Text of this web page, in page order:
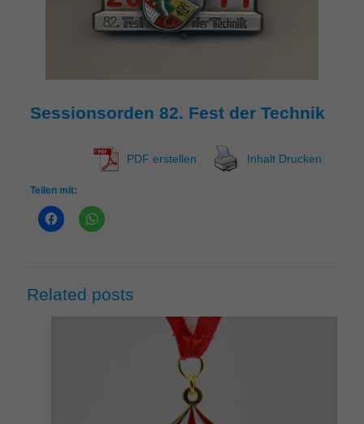
Sessionsorden 82. Fest der Technik
PDF erstellen Inhalt Drucken
Teilen mit:
Related posts